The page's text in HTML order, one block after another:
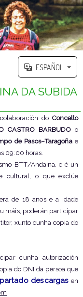
ESPAÑOL
DA SUBIDA
do Concello
BARBUDO o
de Pasos–Taragoñae
09:00 horas.
BTT/Andaina, e é un
cultural, o que exclúe
de 18 anos e a idade
máis, poderán participar
xunto cunha copia do
cunha autorización
do DNI da persoa que
descargas en